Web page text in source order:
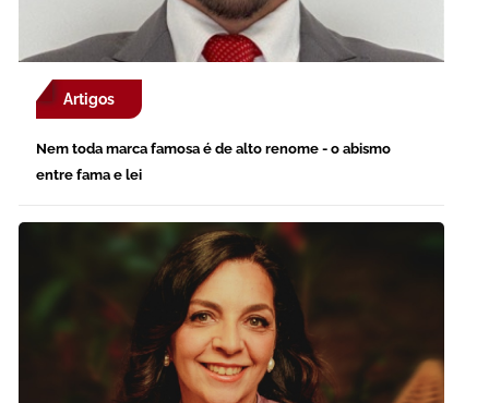
Artigos
Nem toda marca famosa é de alto renome - o abismo
entre fama e lei